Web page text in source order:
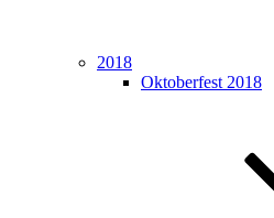
2018
Oktoberfest 2018